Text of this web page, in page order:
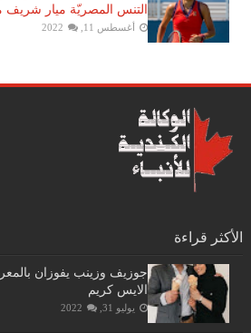
التنس​ المصريّة ​ميار شريف​
أغسطس 11, 2022
الأكثر قراءة
جوزيف وزينب يفوزان
الايس كريم
يوليو 31, 2022